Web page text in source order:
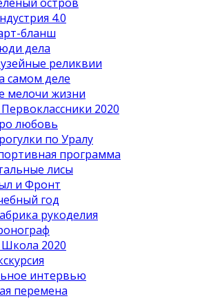
4.0
бланш
дела
реликвии
самом деле
мелочи жизни
2020
любовь
по Уралу
программа
лисы
и Фронт
год
рукоделия
2020
интервью
перемена